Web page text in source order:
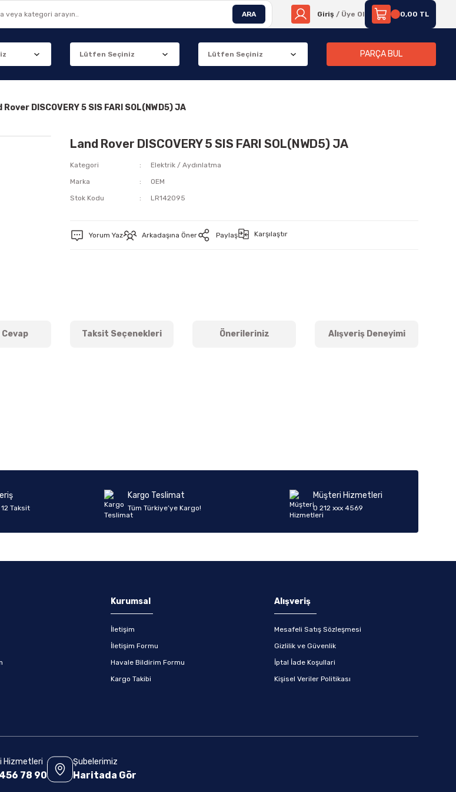
ARA Giriş / Üye Ol 0,00 TL
PARÇA BUL
Rover DISCOVERY 5 SIS FARI SOL(NWD5) JA
Land Rover DISCOVERY 5 SIS FARI SOL(NWD5) JA
Kategori
Elektrik / Aydınlatma
Marka
OEM
Stok Kodu
LR142095
Yorum Yaz Arkadaşına Öner Paylaş Karşılaştır
Taksit Seçenekleri Önerileriniz Alışveriş Deneyimi
Taksit
Kargo Teslimat
Tüm Türkiye’ye Kargo!
Müşteri Hizmetleri
0 212 xxx 4569
Kurumsal
İletişim
İletişim Formu
Havale Bildirim Formu
Kargo Takibi
Alışveriş
Mesafeli Satış Sözleşmesi
Gizlilik ve Güvenlik
İptal İade Koşullari
Kişisel Veriler Politikası
Hizmetleri
78 90
Şubelerimiz
Haritada Gör